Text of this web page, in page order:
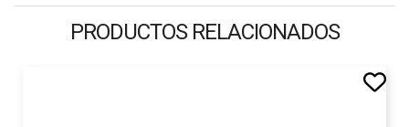
PRODUCTOS RELACIONADOS